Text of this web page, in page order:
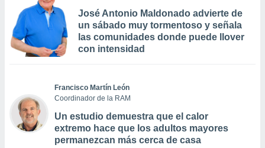
José Antonio Maldonado advierte de
un sábado muy tormentoso y señala
las comunidades donde puede llover
con intensidad
Francisco Martín León
Coordinador de la RAM
Un estudio demuestra que el calor
extremo hace que los adultos mayores
permanezcan más cerca de casa